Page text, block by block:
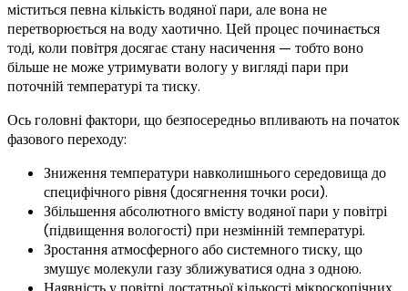
міститься певна кількість водяної пари, але вона не
перетворюється на воду хаотично. Цей процес починається
тоді, коли повітря досягає стану насичення — тобто воно
більше не може утримувати вологу у вигляді пари при
поточній температурі та тиску.
Ось головні фактори, що безпосередньо впливають на початок
фазового переходу:
Зниження температури навколишнього середовища до
специфічного рівня (досягнення точки роси).
Збільшення абсолютного вмісту водяної пари у повітрі
(підвищення вологості) при незмінній температурі.
Зростання атмосферного або системного тиску, що
змушує молекули газу зближуватися одна з одною.